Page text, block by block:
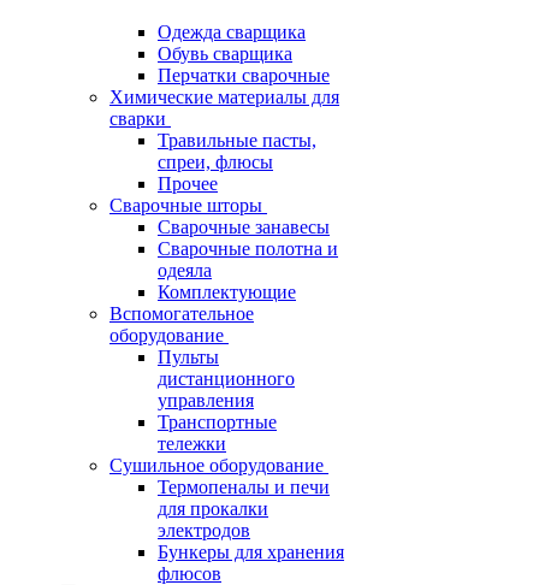
Одежда сварщика
Обувь сварщика
Перчатки сварочные
Химические материалы для
сварки
Травильные пасты,
спреи, флюсы
Прочее
Сварочные шторы
Сварочные занавесы
Сварочные полотна и
одеяла
Комплектующие
Вспомогательное
оборудование
Пульты
дистанционного
управления
Транспортные
тележки
Сушильное оборудование
Термопеналы и печи
для прокалки
электродов
Бункеры для хранения
флюсов